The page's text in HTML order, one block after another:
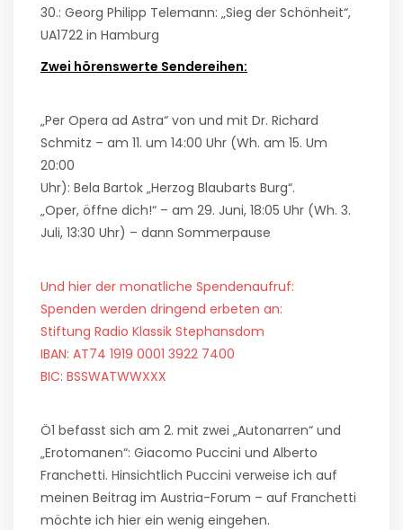
30.: Georg Philipp Telemann: „Sieg der Schönheit“,
UA1722 in Hamburg
Zwei hörenswerte Sendereihen:
„Per Opera ad Astra“ von und mit Dr. Richard
Schmitz – am 11. um 14:00 Uhr (Wh. am 15. Um
20:00
Uhr): Bela Bartok „Herzog Blaubarts Burg“.
„Oper, öffne dich!“ – am 29. Juni, 18:05 Uhr (Wh. 3.
Juli, 13:30 Uhr) – dann Sommerpause
Und hier der monatliche Spendenaufruf:
Spenden werden dringend erbeten an:
Stiftung Radio Klassik Stephansdom
IBAN: AT74 1919 0001 3922 7400
BIC: BSSWATWWXXX
Ö1 befasst sich am 2. mit zwei „Autonarren“ und
„Erotomanen“: Giacomo Puccini und Alberto
Franchetti. Hinsichtlich Puccini verweise ich auf
meinen Beitrag im Austria-Forum – auf Franchetti
möchte ich hier ein wenig eingehen.